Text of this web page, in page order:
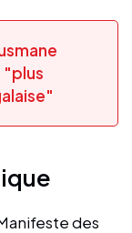
"plus
des